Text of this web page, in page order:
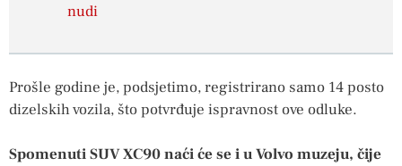
nudi
Prošle godine je, podsjetimo, registrirano samo 14 posto
dizelskih vozila, što potvrđuje ispravnost ove odluke.
Spomenuti SUV XC90 naći će se i u Volvo muzeju, čije